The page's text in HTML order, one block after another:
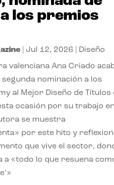
los premios
| Jul 12, 2026 Diseño
valenciana Ana Criado
nominación a los
al Mejor Diseño de Títulos
ocasión por su trabajo
se muestra
por este hito y
que vive el sector,
a «todo lo que resuena